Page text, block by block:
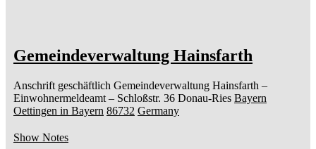
Gemeindeverwaltung Hainsfarth
Anschrift geschäftlich Gemeindeverwaltung Hainsfarth –
Einwohnermeldeamt – Schloßstr. 36 Donau-Ries Bayern
Oettingen in Bayern 86732 Germany
Show Notes